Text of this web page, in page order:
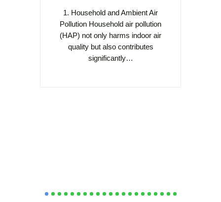
1. Household and Ambient Air
Pollution Household air pollution
(HAP) not only harms indoor air
quality but also contributes
significantly…